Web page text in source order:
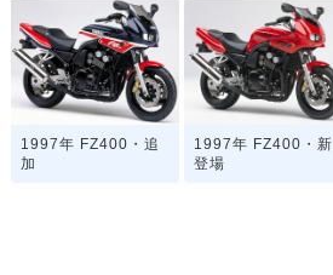
1997年 FZ400・追
加
1997年 FZ400・新
登場